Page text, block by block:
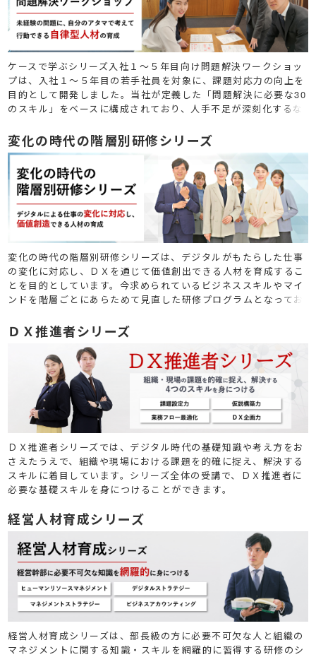
ケースで学ぶシリーズ入社１～５年目向け問題解決ワークショッ
プは、入社１〜５年目の若手社員を対象に、課題対応力の向上を
目的として開発しました。当社が定義した「問題解決に必要な30
のスキル」をベースに構成されており、人手不足が深刻化するな
変化の時代の階層別研修シリーズ
変化の時代の階層別研修シリーズは、デジタルがもたらした仕事
の変化に対応し、ＤＸを通じて価値創出できる人材を育成するこ
とを目的としています。今求められているビジネススキルやマイ
ンドを階層ごとにあらためて見直した研修プログラムとなってお
ＤＸ推進者シリーズ
ＤＸ推進者シリーズでは、デジタル時代の基礎知識や考え方をお
さえたうえで、組織や現場における課題を的確に捉え、解決する
スキルに着目しています。シリーズ全体の受講で、ＤＸ推進者に
必要な基礎スキルを身につけることができます。
経営人材育成シリーズ
経営人材育成シリーズは、部長級の方に必要不可欠な人と組織の
マネジメントに関する知識・スキルを網羅的に習得する研修のシ